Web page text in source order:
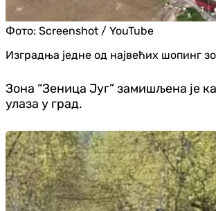
Фото: Screenshot / YouTube
Изградња једне од највећих шопинг
Зона “Зеница Југ” замишљена је
улаза у град.